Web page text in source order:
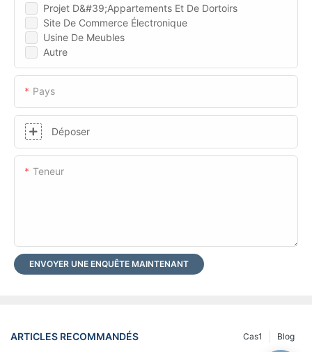
Projet D&#39;appartements Et De Dortoirs
Site De Commerce Électronique
Usine De Meubles
Autre
Pays
Déposer
Teneur
ENVOYER UNE ENQUÊTE MAINTENANT
ARTICLES RECOMMANDÉS Blog
Cas1